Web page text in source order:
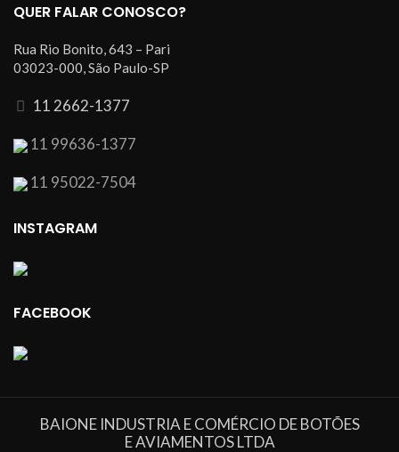
QUER FALAR CONOSCO?
Rua Rio Bonito, 643 – Pari
03023-000, São Paulo-SP
11 2662-1377
11 99636-1377
11 95022-7504
INSTAGRAM
FACEBOOK
BAIONE INDUSTRIA E COMÉRCIO DE BOTÕES
E AVIAMENTOS LTDA